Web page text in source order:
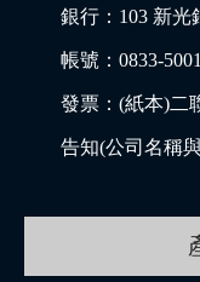
銀行：103 新光
帳號：0833-
發票：(紙本)二
告知(公司名稱